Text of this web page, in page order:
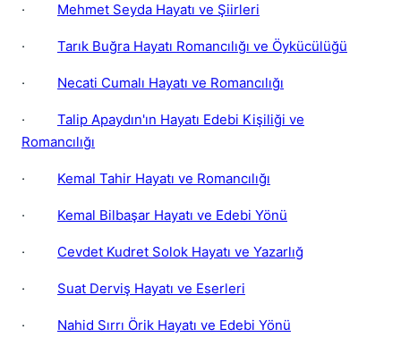
· Mehmet Seyda Hayatı ve Şiirleri
· Tarık Buğra Hayatı Romancılığı ve Öykücülüğü
· Necati Cumalı Hayatı ve Romancılığı
· Talip Apaydın'ın Hayatı Edebi Kişiliği ve
Romancılığı
· Kemal Tahir Hayatı ve Romancılığı
· Kemal Bilbaşar Hayatı ve Edebi Yönü
· Cevdet Kudret Solok Hayatı ve Yazarlığ
· Suat Derviş Hayatı ve Eserleri
· Nahid Sırrı Örik Hayatı ve Edebi Yönü